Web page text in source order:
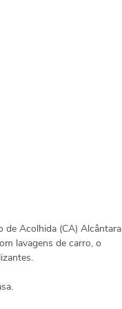
de Acolhida (CA) Alcântara
lavagens de carro, o